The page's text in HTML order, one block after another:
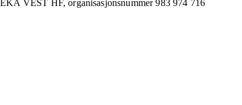
VEST HF,organisasjonsnummer 983 974 716